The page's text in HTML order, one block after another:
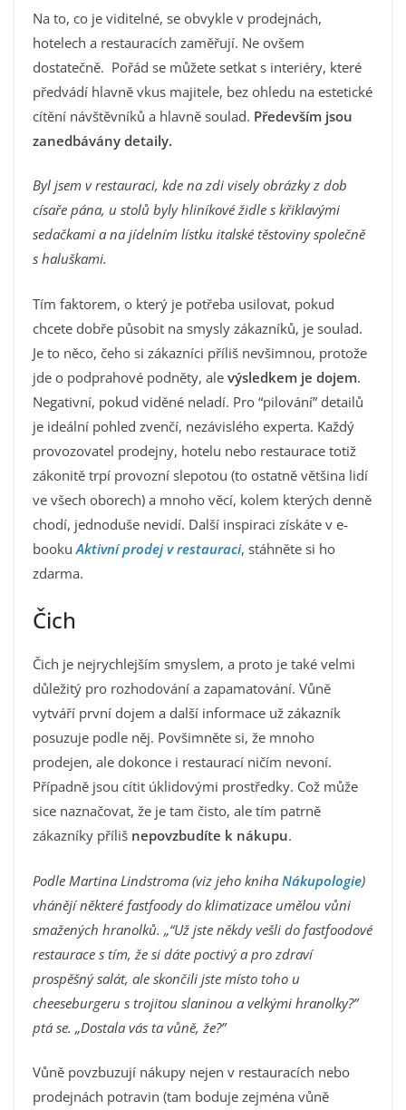
Na to, co je viditelné, se obvykle v prodejnách,
hotelech a restauracích zaměřují. Ne ovšem
dostatečně. Pořád se můžete setkat s interiéry, které
předvádí hlavně vkus majitele, bez ohledu na estetické
cítění návštěvníků a hlavně soulad. Především jsou
zanedbávány detaily.
Byl jsem v restauraci, kde na zdi visely obrázky z dob
císaře pána, u stolů byly hliníkové židle s křiklavými
sedačkami a na jídelním lístku italské těstoviny společně
s haluškami.
Tím faktorem, o který je potřeba usilovat, pokud
chcete dobře působit na smysly zákazníků, je soulad.
Je to něco, čeho si zákazníci příliš nevšimnou, protože
jde o podprahové podněty, ale výsledkem je dojem.
Negativní, pokud viděné neladí. Pro “pilování” detailů
je ideální pohled zvenčí, nezávislého experta. Každý
provozovatel prodejny, hotelu nebo restaurace totiž
zákonitě trpí provozní slepotou (to ostatně většina lidí
ve všech oborech) a mnoho věcí, kolem kterých denně
chodí, jednoduše nevidí. Další inspiraci získáte v e-
bookuAktivní prodej v restauraci, stáhněte si ho
zdarma.
Čich
Čich je nejrychlejším smyslem, a proto je také velmi
důležitý pro rozhodování a zapamatování. Vůně
vytváří první dojem a další informace už zákazník
posuzuje podle něj. Povšimněte si, že mnoho
prodejen, ale dokonce i restaurací ničím nevoní.
Případně jsou cítit úklidovými prostředky. Což může
sice naznačovat, že je tam čisto, ale tím patrně
zákazníky příliš nepovzbudíte k nákupu.
Podle Martina Lindstroma (viz jeho kniha Nákupologie)
vhánějí některé fastfoody do klimatizace umělou vůni
smažených hranolků. „“Už jste někdy vešli do fastfoodové
restaurace s tím, že si dáte poctivý a pro zdraví
prospěšný salát, ale skončili jste místo toho u
cheeseburgeru s trojitou slaninou a velkými hranolky?”
ptá se. „Dostala vás ta vůně, že?”
Vůně povzbuzují nákupy nejen v restauracích nebo
prodejnách potravin (tam boduje zejména vůně